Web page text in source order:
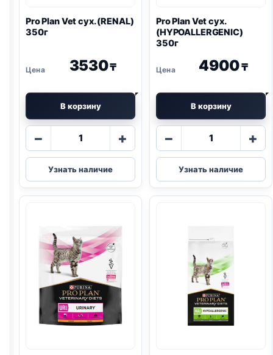
Pro PlanVet сух. (RENAL)
350г
3530₸
В корзину
−
Количество
Pro
Plan
Vet
+
Узнать наличие
Pro PlanVet сух.
(HYPOALLERGENIC)
350г
4900₸
В корзину
−
Количество
Pro
Plan
Vet
+
Узнать наличие